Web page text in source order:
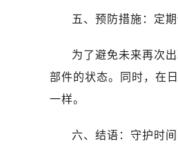
五、预防措施：定
为了避免未来再次
部件的状态。同时，在
一样。
六、结语：守护时